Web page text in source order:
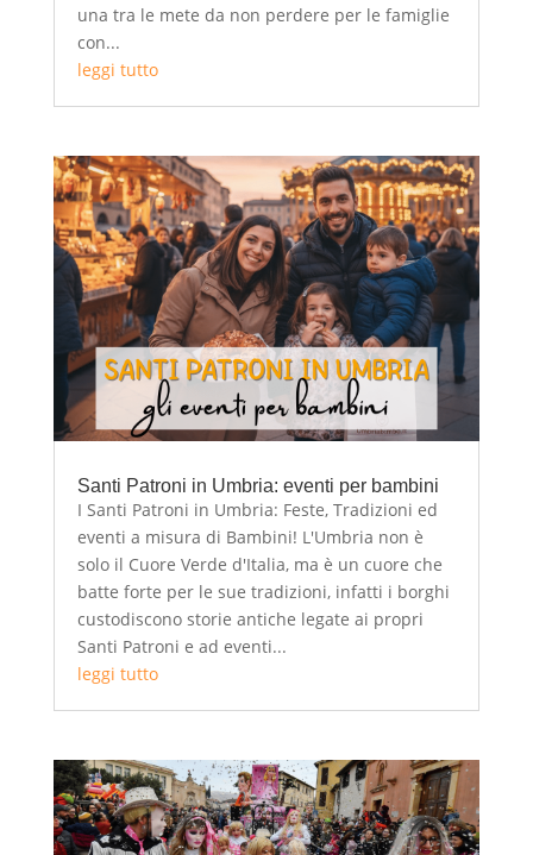
una tra le mete da non perdere per le famiglie
con...
leggi tutto
Santi Patroni in Umbria: eventi per bambini
I Santi Patroni in Umbria: Feste, Tradizioni ed
eventi a misura di Bambini! L'Umbria non è
solo il Cuore Verde d'Italia, ma è un cuore che
batte forte per le sue tradizioni, infatti i borghi
custodiscono storie antiche legate ai propri
Santi Patroni e ad eventi...
leggi tutto